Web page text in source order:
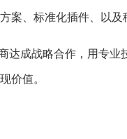
、标准化插件、以
成战略合作，用专业
价值。